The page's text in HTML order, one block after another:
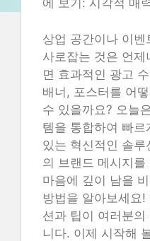
에 보기: 시각적 매
상업 공간이나 이
사로잡는 것은 언
면 효과적인 광고
배너, 포스터를 어
수 있을까요? 오늘
템을 통합하여 빠
있는 혁신적인 솔
의 브랜드 메시지
마음에 깊이 남을
방법을 알아보세요
션과 팁이 여러분
니다. 이제 시작해